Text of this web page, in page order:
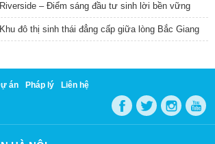
– Điểm sáng đầu tư sinh lời bền vững
đô thị sinh thái đẳng cấp giữa lòng Bắc Giang
án Pháp lý Liên hệ